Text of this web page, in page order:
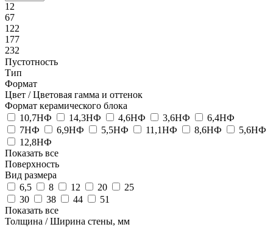
12
67
122
177
232
Пустотность
Тип
Формат
Цвет / Цветовая гамма и оттенок
Формат керамического блока
10,7НФ
14,3НФ 4,6НФ 3,6НФ
6,4НФ
7НФ
6,9НФ 5,5НФ 11,1НФ 8,6НФ
5,6НФ
12,8НФ
Показать все
Поверхность
Вид размера
6,5
8 12 20
25
30
38 44
51
Показать все
Толщина / Ширина стены, мм